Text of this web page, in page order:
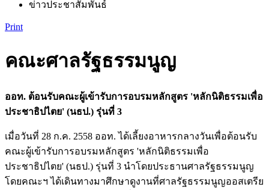
ข่าวประชาสัมพันธ์
Print
คณะศาลรัฐธรรมนูญ
ออท. ต้อนรับคณะผู้เข้ารับการอบรมหลักสูตร 'หลักนิติธรรมเพื่อ
ประชาธิปไตย' (นธป.) รุ่นที่ 3
เมื่อวันที่ 28 ก.ค. 2558 ออท. ได้เลี้ยงอาหารกลางวันเพื่อต้อนรับ
คณะผู้เข้ารับการอบรมหลักสูตร 'หลักนิติธรรมเพื่อ
ประชาธิปไตย' (นธป.) รุ่นที่ 3 นำโดยประธานศาลรัฐธรรมนูญ
โดยคณะฯ ได้เดินทางมาศึกษาดูงานที่ศาลรัฐธรรมนูญออสเตรีย